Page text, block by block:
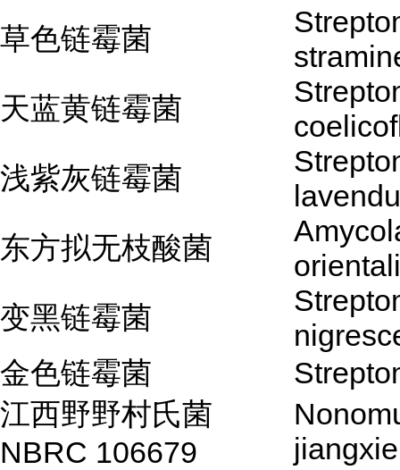
草色链霉菌
天蓝黄链霉菌
浅紫灰链霉菌
东方拟无枝酸菌
变黑链霉菌
金色链霉菌
江西野野村氏菌
NBRC 106679